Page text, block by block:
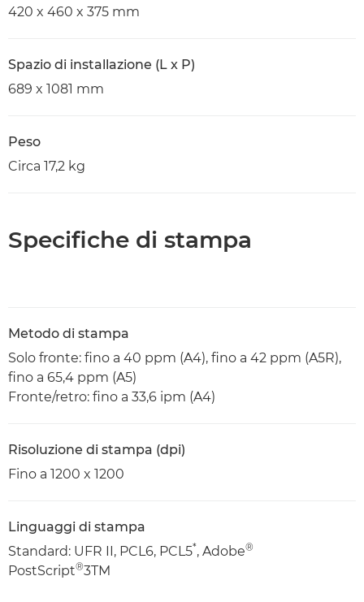
420 x 460 x 375 mm
Spazio di installazione (L x P)
689 x 1081 mm
Peso
Circa 17,2 kg
Specifiche di stampa
Metodo di stampa
Solo fronte: fino a 40 ppm (A4), fino a 42 ppm (A5R),
fino a 65,4 ppm (A5)
Fronte/retro: fino a 33,6 ipm (A4)
Risoluzione di stampa (dpi)
Fino a 1200 x 1200
Linguaggi di stampa
Standard: UFR II, PCL6, PCL5*, Adobe®
PostScript®3TM